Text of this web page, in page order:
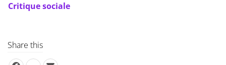
Critique sociale
Share this